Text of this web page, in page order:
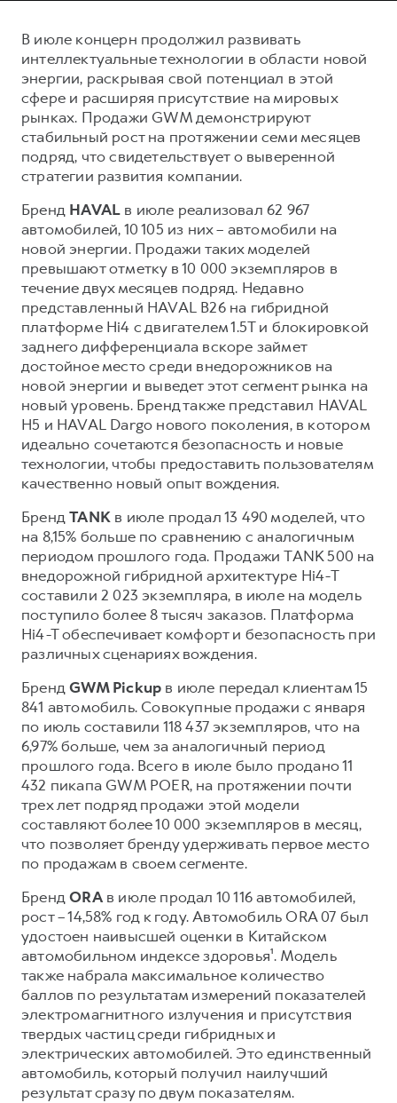
HAVAL Лизинг
АКСЕССУАРЫ HAVAL
Автомобильные аксессуары
Коллекция CITY
Коллекция Базовая
Коллекция Детская
Автомобильные аксессуары
Коллекция CITY
Коллекция Базовая
Коллекция Детская
В июле концерн продолжил развивать
интеллектуальные технологии в области новой
энергии, раскрывая свой потенциал в этой
сфере и расширяя присутствие на мировых
рынках. Продажи GWM демонстрируют
стабильный рост на протяжении семи месяцев
подряд, что свидетельствует о выверенной
стратегии развития компании.
Бренд HAVAL в июле реализовал 62 967
автомобилей, 10 105 из них – автомобили на
новой энергии. Продажи таких моделей
превышают отметку в 10 000 экземпляров в
течение двух месяцев подряд. Недавно
представленный HAVAL B26 на гибридной
платформе Hi4 с двигателем 1.5Т и блокировкой
заднего дифференциала вскоре займет
достойное место среди внедорожников на
новой энергии и выведет этот сегмент рынка на
новый уровень. Бренд также представил HAVAL
H5 и HAVAL Dargo нового поколения, в котором
идеально сочетаются безопасность и новые
технологии, чтобы предоставить пользователям
качественно новый опыт вождения.
БрендTANK в июле продал 13 490 моделей, что
на 8,15% больше по сравнению с аналогичным
периодом прошлого года. Продажи TANK 500 на
внедорожной гибридной архитектуре Hi4-T
составили 2 023 экземпляра, в июле на модель
поступило более 8 тысяч заказов. Платформа
Hi4-T обеспечивает комфорт и безопасность при
различных сценариях вождения.
БрендGWM Pickup в июле передал клиентам 15
841 автомобиль. Совокупные продажи с января
по июль составили 118 437 экземпляров, что на
6,97% больше, чем за аналогичный период
прошлого года. Всего в июле было продано 11
432 пикапа GWM POER, на протяжении почти
трех лет подряд продажи этой модели
составляют более 10 000 экземпляров в месяц,
что позволяет бренду удерживать первое место
по продажам в своем сегменте.
БрендORAв июле продал 10 116 автомобилей,
рост – 14,58% год к году. Автомобиль ORA 07 был
удостоен наивысшей оценки в Китайском
автомобильном индексе здоровья¹. Модель
также набрала максимальное количество
баллов по результатам измерений показателей
электромагнитного излучения и присутствия
твердых частиц среди гибридных и
электрических автомобилей. Это единственный
автомобиль, который получил наилучший
результат сразу по двум показателям.